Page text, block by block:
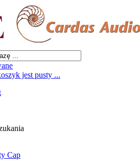
jest pusty ...
Cap